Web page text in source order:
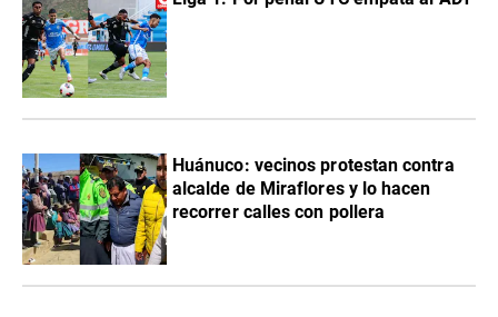
Huánuco: vecinos protestan contra
alcalde de Miraflores y lo hacen
recorrer calles con pollera